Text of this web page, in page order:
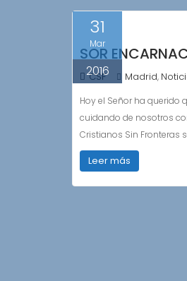
31
Mar
2016
SOR
CSF Madrid,
Hoy el Señor ha querido
cuidando de nosotros
Cristianos Sin Fronteras
Leer más